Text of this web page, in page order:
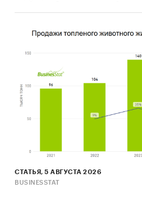
СТАТЬЯ, 5 АВГУСТА 2026
BUSINESSTAT